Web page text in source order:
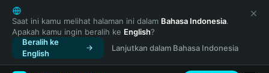
English
日本語
Tiếng Việt
Русский
Español (Latinoamérica)
Saat ini kamu melihat halaman ini dalam Bahasa Indonesia.
Apakah kamu ingin beralih ke English?
Beralih ke
English
Lanjutkan dalam Bahasa Indonesia